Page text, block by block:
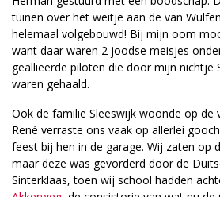
tuinen over het weitje aan de van
helemaal volgebouwd! Bij mijn oom
want daar waren 2 joodse meisjes
geallieerde piloten die door mijn nichtje
waren gehaald.
Ook de familie Sleeswijk woonde op de
René verraste ons vaak op allerlei
feest bij hen in de garage. Wij zaten op
maar deze was gevorderd door de
Sinterklaas, toen wij school hadden